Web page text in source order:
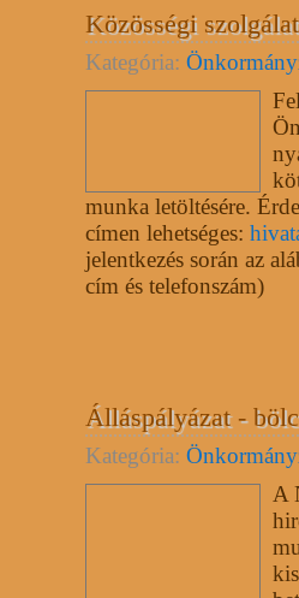
Közösségi szolgálat
Kategória:
munka letöltésére.
címen lehetséges:
jelentkezés során az
cím és telefonszám)
Álláspályázat -
Kategória:
A